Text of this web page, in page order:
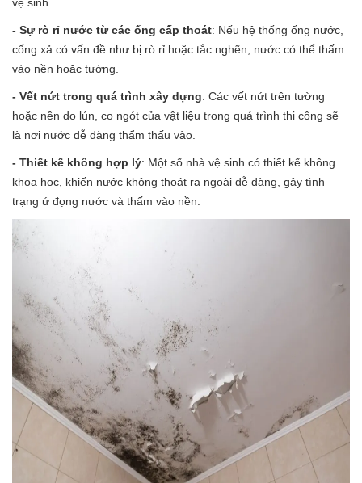
- Sự rò rỉ nước từ các ống cấp thoát: Nếu hệ thống ống nước,
cống xả có vấn đề như bị rò rỉ hoặc tắc nghẽn, nước có thể thấm
vào nền hoặc tường.
- Vết nứt trong quá trình xây dựng: Các vết nứt trên tường
hoặc nền do lún, co ngót của vật liệu trong quá trình thi công sẽ
là nơi nước dễ dàng thẩm thấu vào.
- Thiết kế không hợp lý: Một số nhà vệ sinh có thiết kế không
khoa học, khiến nước không thoát ra ngoài dễ dàng, gây tình
trạng ứ đọng nước và thấm vào nền.